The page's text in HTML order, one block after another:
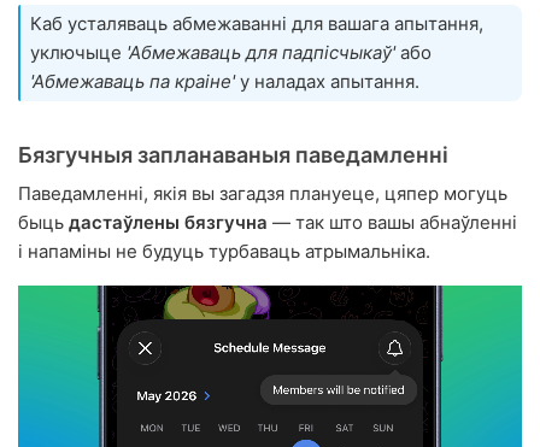
Каб усталяваць абмежаванні для вашага апытання,
уключыце 'Абмежаваць для падпісчыкаў'або
'Абмежаваць па краіне'у наладах апытання.
Бязгучныя запланаваныя паведамленні
Паведамленні, якія вы загадзя плануеце, цяпер могуць
быць дастаўлены бязгучна — так што вашы абнаўленні
і напаміны не будуць турбаваць атрымальніка.